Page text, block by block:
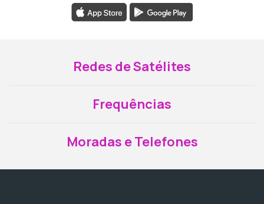
Redes de Satélites
Frequências
Moradas e Telefones